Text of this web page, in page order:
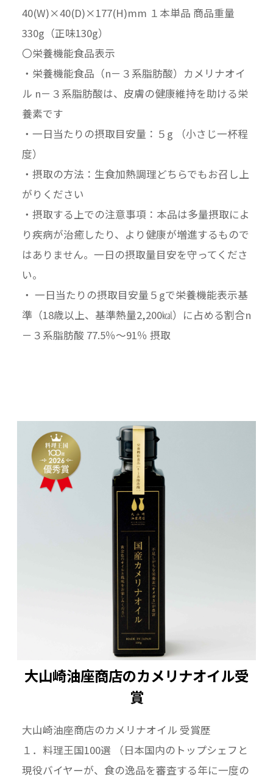
40(W)×40(D)×177(H)mm １本単品 商品重量
330g（正味130g）
〇栄養機能食品表示
・栄養機能食品（n－３系脂肪酸）カメリナオイ
ル n－３系脂肪酸は、皮膚の健康維持を助ける栄
養素です
・一日当たりの摂取目安量：５g （小さじ一杯程
度）
・摂取の方法：生食加熱調理どちらでもお召し上
がりください
・摂取する上での注意事項：本品は多量摂取によ
り疾病が治癒したり、より健康が増進するもので
はありません。一日の摂取量目安を守ってくださ
い。
・ 一日当たりの摂取目安量５gで栄養機能表示基
準（18歳以上、基準熱量2,200㎉）に占める割合n
－３系脂肪酸 77.5％〜91％ 摂取
大山崎油座商店のカメリナオイル受
賞
大山崎油座商店のカメリナオイル 受賞歴
１．料理王国100選 （日本国内のトップシェフと
現役バイヤーが、食の逸品を審査する年に一度の